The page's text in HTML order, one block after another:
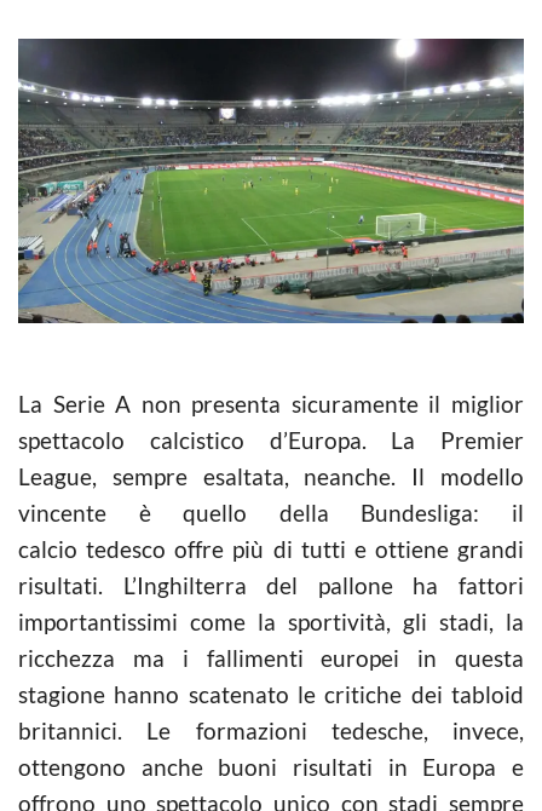
La Serie A non presenta sicuramente il miglior
spettacolo calcistico d’Europa. La Premier
League, sempre esaltata, neanche. Il modello
vincente è quello della Bundesliga: il
calcio tedesco offre più di tutti e ottiene grandi
risultati. L’Inghilterra del pallone ha fattori
importantissimi come la sportività, gli stadi, la
ricchezza ma i fallimenti europei in questa
stagione hanno scatenato le critiche dei tabloid
britannici. Le formazioni tedesche, invece,
ottengono anche buoni risultati in Europa e
offrono uno spettacolo unico con stadi sempre